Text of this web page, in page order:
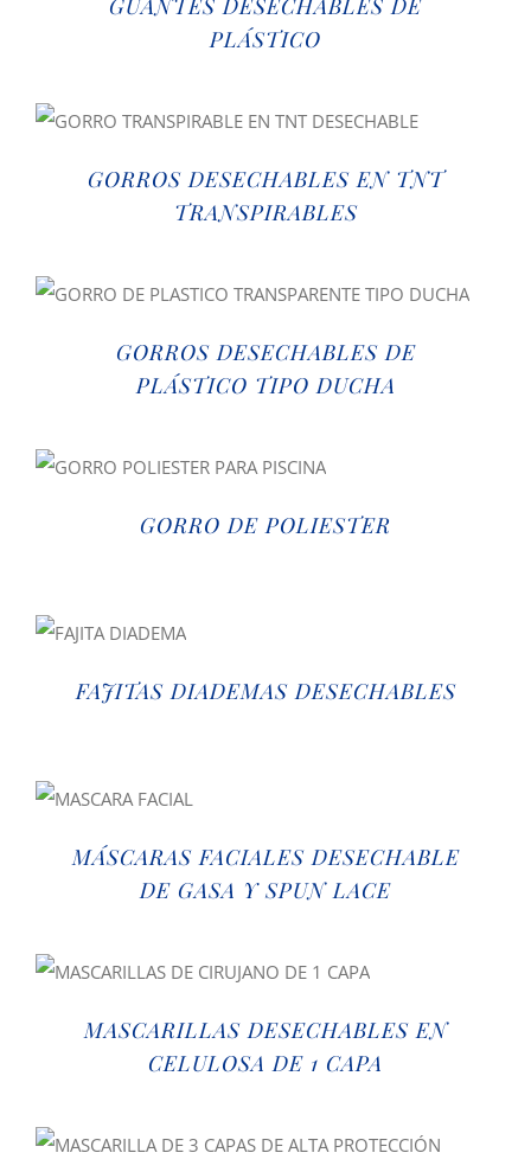
PLÁSTICO
GORROS DESECHABLES EN TNT
TRANSPIRABLES
GORROS DESECHABLES DE
PLÁSTICO TIPO DUCHA
GORRO DE POLIESTER
FAJITAS DIADEMAS DESECHABLES
MÁSCARAS FACIALES DESECHABLE
DE GASA Y SPUN LACE
MASCARILLAS DESECHABLES EN
CELULOSA DE 1 CAPA